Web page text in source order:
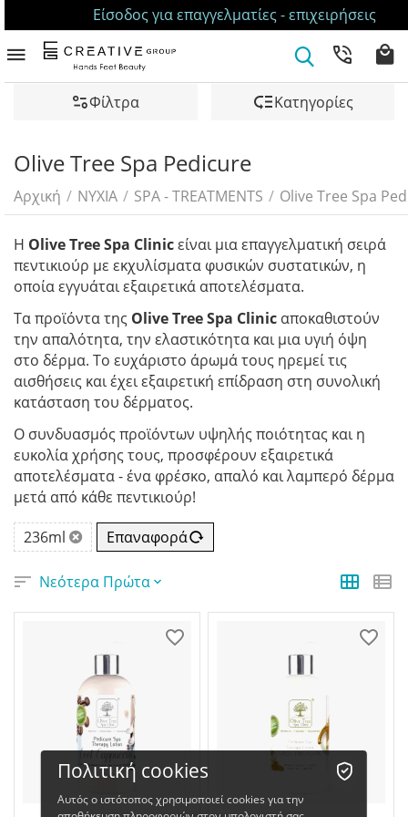
Είσοδος για επαγγελματίες - επιχειρήσεις
Φίλτρα Κατηγορίες
Olive Tree Spa Pedicure
Αρχική / ΝΥΧΙΑ / SPA - TREATMENTS / Olive Tree Spa
Η Olive Tree Spa Clinicείναι μια επαγγελματική σειρά
πεντικιούρ με εκχυλίσματα φυσικών συστατικών, η
οποία εγγυάται εξαιρετικά αποτελέσματα.
Τα προϊόντα της Olive Tree Spa Clinic αποκαθιστούν
την απαλότητα, την ελαστικότητα και μια υγιή όψη
στο δέρμα. Το ευχάριστο άρωμά τους ηρεμεί τις
αισθήσεις και έχει εξαιρετική επίδραση στη συνολική
κατάσταση του δέρματος.
Ο συνδυασμός προϊόντων υψηλής ποιότητας και η
ευκολία χρήσης τους, προσφέρουν εξαιρετικά
αποτελέσματα - ένα φρέσκο, απαλό και λαμπερό δέρμα
μετά από κάθε πεντικιούρ!
236ml
Επαναφορά
Νεότερα Πρώτα
Πολιτική cookies
Αυτός ο ιστότοπος χρησιμοποιεί cookies για την